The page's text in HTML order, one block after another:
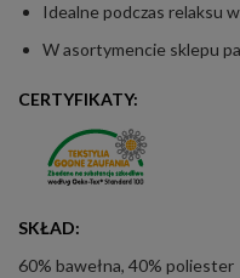
Idealne podczas relaksu
W asortymencie sklepu
CERTYFIKATY:
SKŁAD:
60% bawełna, 40% poliester